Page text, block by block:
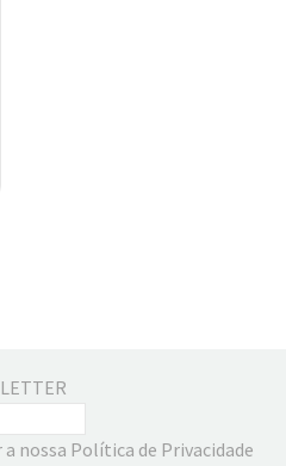
nossa Política de Privacidade